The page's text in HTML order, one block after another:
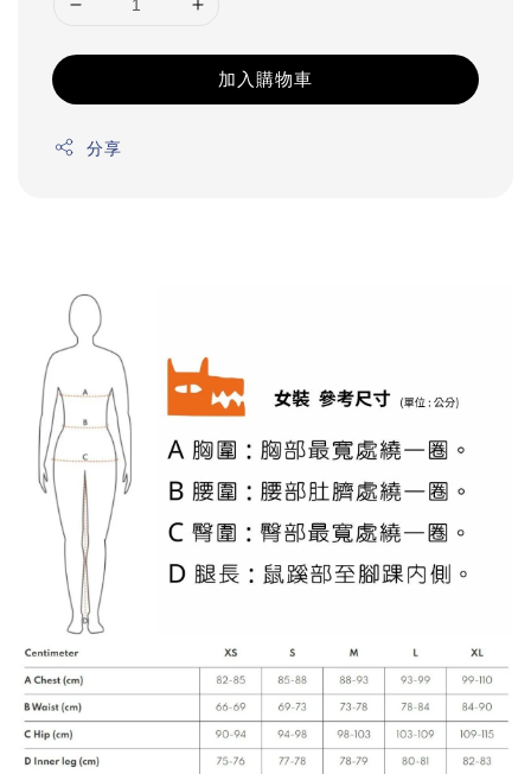
加入購物車
分享